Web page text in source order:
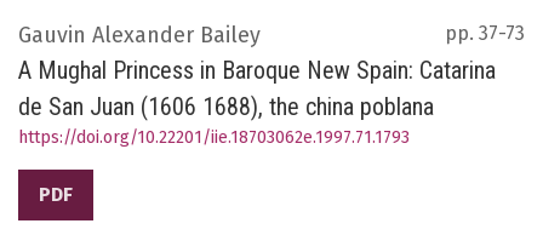
Gauvin Alexander Bailey pp. 37-73
A Mughal Princess in Baroque New Spain: Catarina
de San Juan (1606 1688), the china poblana
https://doi.org/10.22201/iie.18703062e.1997.71.1793
PDF